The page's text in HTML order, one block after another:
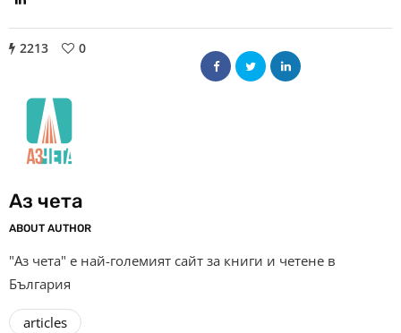
2213 0
Аз чета
ABOUT AUTHOR
"Аз чета" е най-големият сайт за книги и четене в
България
articles